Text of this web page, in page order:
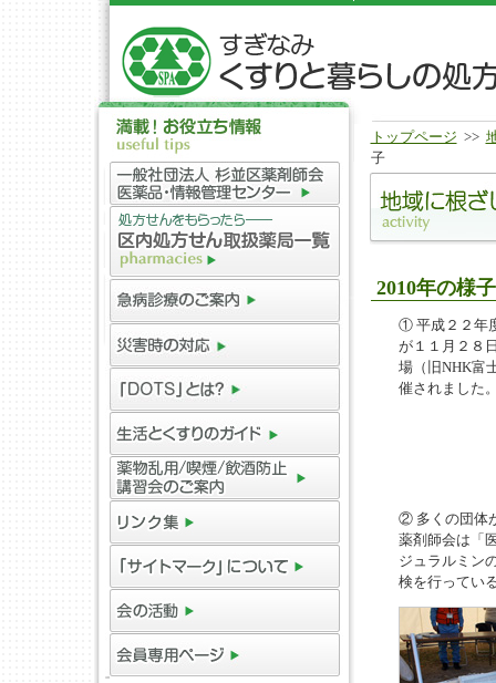
トップページ >>
子
2010年の様子
① 平成２２年
が１１月２８
場（旧NHK富
催されまし
② 多くの団体
薬剤師会は「
ジュラルミン
検を行って